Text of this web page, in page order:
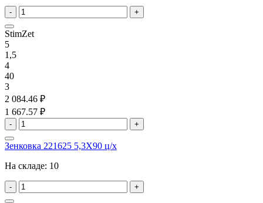
- +
StimZet
5
1,5
4
40
3
2 084.46 ₽
1 667.57 ₽
- +
Зенковка 221625 5,3X90 ц/х
На складе: 10
- +